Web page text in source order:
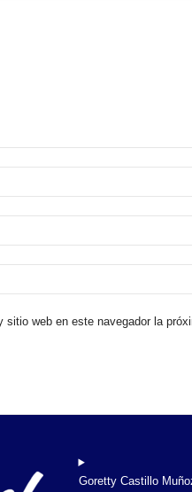
sitio web en este navegador la
Goretty Castillo